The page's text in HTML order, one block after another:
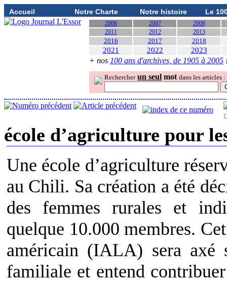
Accueil Notre Charte Notre histoire Le
2006 2007
2008
2011
2012 2013
2016 2017 2018
2021 2022 2023
+ nos 100 ans d'archives, de 1905 à 2005
Rechercher un seul mot dans les articles :
école d’agriculture pour
Une école d’agriculture
au Chili. Sa création a été
des femmes rurales et
quelque 10.000 membres.
américain (IALA) sera axé
familiale et entend